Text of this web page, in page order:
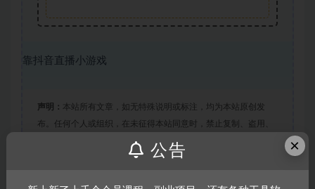
靠抖音直播小游戏
声明： 本站所有文章，如无特殊说明或标注，均为本站原创发
布。任何个人或组织，在未征得本站同意时，禁止复制、盗用、
采集、发布本站内容到任何网站、书籍等各类媒体平台。如若本
站内容侵犯了原著者的合法权益，可联系我们进行处理。
×
公告